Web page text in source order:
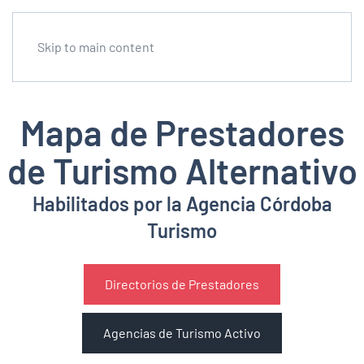
Skip to main content
Mapa de Prestadores
de Turismo Alternativo
Habilitados por la Agencia Córdoba
Turismo
Directorios de Prestadores
Agencias de Turismo Activo